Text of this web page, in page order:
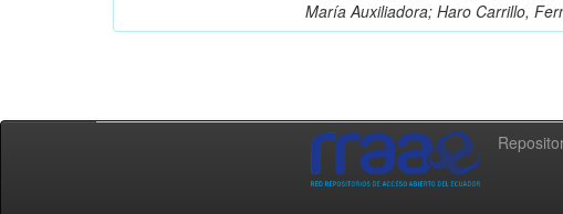
María Auxiliadora; Haro Carrillo,